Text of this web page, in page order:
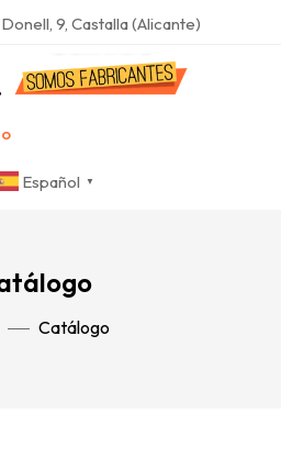
herramientas
9, Castalla (Alicante)
Español ▼
Catálogo